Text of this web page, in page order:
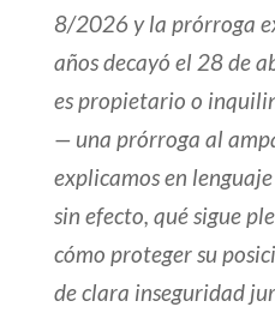
8/2026 y la prórroga
años decayó el 28 de
es propietario o
— una prórroga al
explicamos en
sin efecto, qué sigue
cómo proteger su
de clara inseguridad